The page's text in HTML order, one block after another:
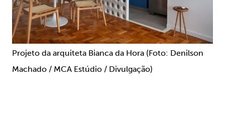
Projeto da arquiteta Bianca da Hora (Foto: Denilson
Machado / MCA Estúdio / Divulgação)